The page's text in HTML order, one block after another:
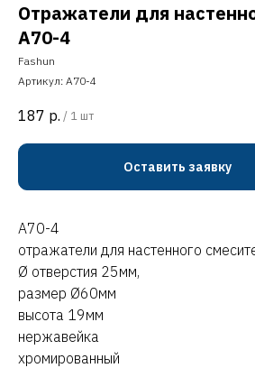
Отражатели для
A70-4
Fashun
Артикул: A70-4
187 р. / 1 шт
Оставить заявку
A70-4
отражатели для настенного
Ø отверстия 25мм,
размер Ø60мм
высота 19мм
нержавейка
хромированный